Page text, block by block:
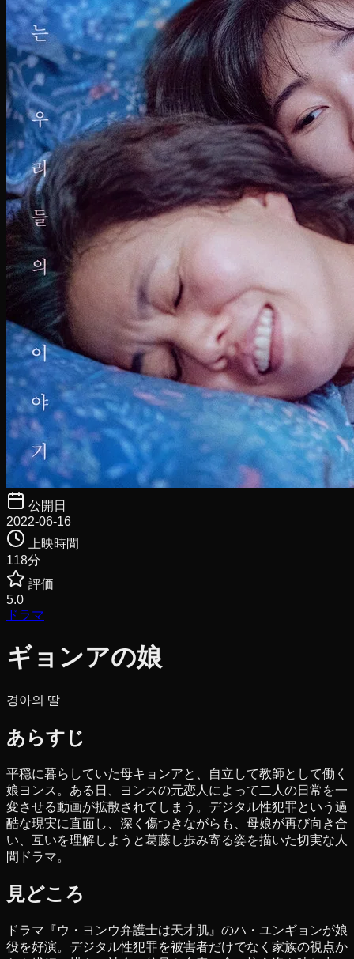
公開日
2022-06-16
上映時間
118分
評価
5.0
ドラマ
ギョンアの娘
경아의 딸
あらすじ
平穏に暮らしていた母キョンアと、自立して教師として働く
娘ヨンス。ある日、ヨンスの元恋人によって二人の日常を一
変させる動画が拡散されてしまう。デジタル性犯罪という過
酷な現実に直面し、深く傷つきながらも、母娘が再び向き合
い、互いを理解しようと葛藤し歩み寄る姿を描いた切実な人
間ドラマ。
見どころ
ドラマ『ウ・ヨンウ弁護士は天才肌』のハ・ユンギョンが娘
役を好演。デジタル性犯罪を被害者だけでなく家族の視点か